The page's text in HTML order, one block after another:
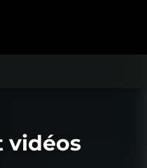
vidéos